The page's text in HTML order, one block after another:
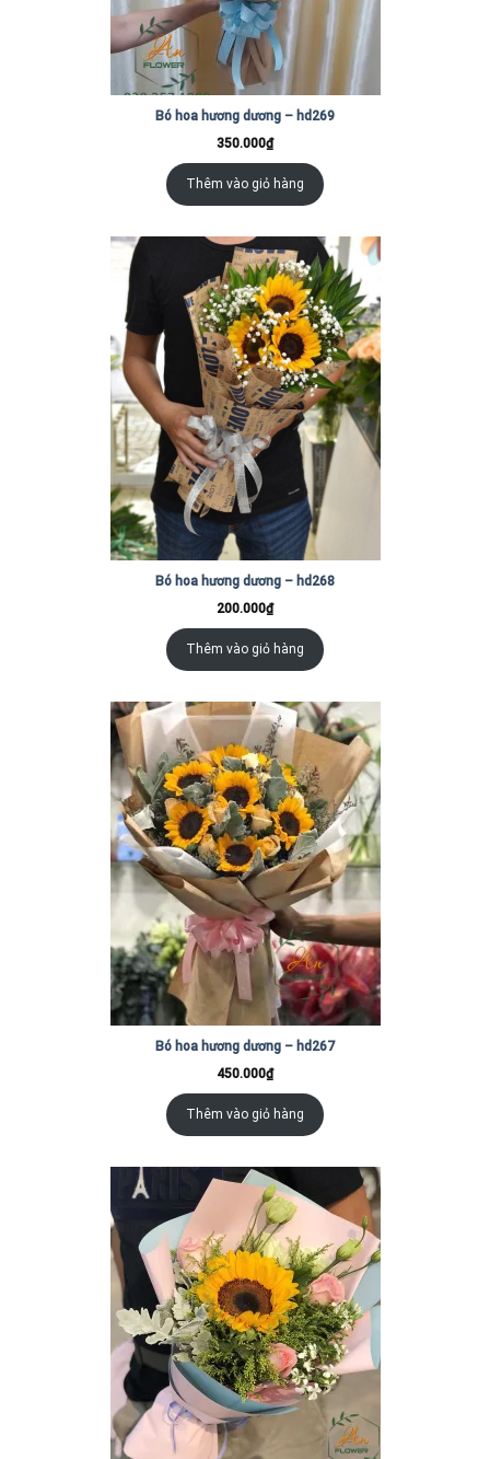
Bó hoa hương dương – hd269
350.000₫
Thêm vào giỏ hàng
Bó hoa hương dương – hd268
200.000₫
Thêm vào giỏ hàng
Bó hoa hương dương – hd267
450.000₫
Thêm vào giỏ hàng